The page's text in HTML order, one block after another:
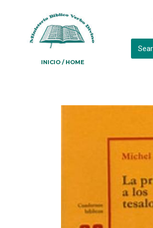
INICIO / HOME